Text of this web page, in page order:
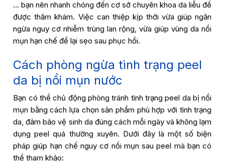
… bạn nên nhanh chóng đến cơ sở chuyên khoa da liễu để
được thăm khám. Việc can thiệp kịp thời vừa giúp ngăn
ngừa nguy cơ nhiễm trùng lan rộng, vừa giúp vùng da nổi
mụn hạn chế để lại sẹo sau phục hồi.
Cách phòng ngừa tình trạng peel
da bị nổi mụn nước
Bạn có thể chủ động phòng tránh tình trạng peel da bị nổi
mụn bằng cách lựa chọn sản phẩm phù hợp với tình trạng
da, đảm bảo vệ sinh da đúng cách mỗi ngày và không lạm
dụng peel quá thường xuyên. Dưới đây là một số biện
pháp giúp hạn chế nguy cơ nổi mụn sau peel mà bạn có
thể tham khảo: